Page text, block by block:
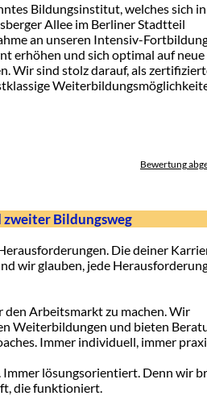
Bildungsinstitut, welches sich in
Allee im Berliner Stadtteil
an unseren Intensiv-
erhöhen und sich optimal auf neue
Wir sind stolz darauf, als
Bewertung
Bildungsweg
Die deiner
wir glauben, jede
den Arbeitsmarkt zu machen. Wir
Weiterbildungen und bieten
Immer individuell, immer
lösungsorientiert. Denn wir
die funktioniert.